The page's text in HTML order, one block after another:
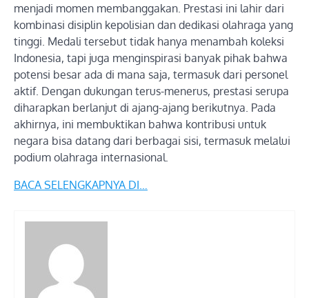
menjadi momen membanggakan. Prestasi ini lahir dari
kombinasi disiplin kepolisian dan dedikasi olahraga yang
tinggi. Medali tersebut tidak hanya menambah koleksi
Indonesia, tapi juga menginspirasi banyak pihak bahwa
potensi besar ada di mana saja, termasuk dari personel
aktif. Dengan dukungan terus-menerus, prestasi serupa
diharapkan berlanjut di ajang-ajang berikutnya. Pada
akhirnya, ini membuktikan bahwa kontribusi untuk
negara bisa datang dari berbagai sisi, termasuk melalui
podium olahraga internasional.
BACA SELENGKAPNYA DI…